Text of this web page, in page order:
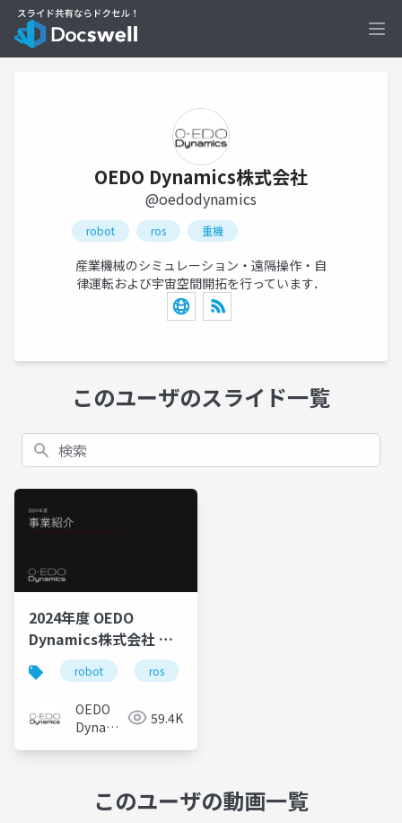
OEDO Dynamics株式会社
@oedodynamics
robot ros 重機
産業機械のシミュレーション・遠隔操作・自
律運転および宇宙空間開拓を行っています．
このユーザのスライド一覧
検索
2024年度 OEDO
Dynamics株式会社 事
業紹介robot ros
OEDO
Dynamics
59.4K
このユーザの動画一覧